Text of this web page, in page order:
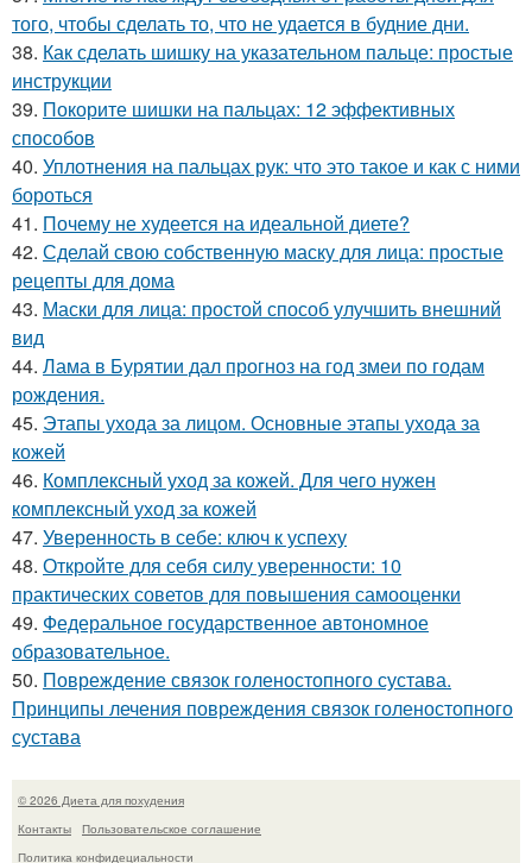
того, чтобы сделать то, что не удается в будние дни.
38. Как сделать шишку на указательном пальце: простые
инструкции
39. Покорите шишки на пальцах: 12 эффективных
способов
40. Уплотнения на пальцах рук: что это такое и как с ними
бороться
41. Почему не худеется на идеальной диете?
42. Сделай свою собственную маску для лица: простые
рецепты для дома
43. Маски для лица: простой способ улучшить внешний
вид
44. Лама в Бурятии дал прогноз на год змеи по годам
рождения.
45. Этапы ухода за лицом. Основные этапы ухода за
кожей
46. Комплексный уход за кожей. Для чего нужен
комплексный уход за кожей
47. Уверенность в себе: ключ к успеху
48. Откройте для себя силу уверенности: 10
практических советов для повышения самооценки
49. Федеральное государственное автономное
образовательное.
50. Повреждение связок голеностопного сустава.
Принципы лечения повреждения связок голеностопного
сустава
© 2026 Диета для похудения
Контакты
Пользовательское соглашение
Политика конфидециальности